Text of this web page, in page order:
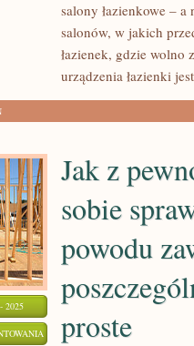
JAKIEJ
CZŁOWIEK
ZASTĘPOWANY
JEST
PRZEZ
salony łazienkowe –
salonów, w jakich
łazienek, gdzie wolno
urządzenia łazienki
2025
Jak z
sobie
powodu
proste